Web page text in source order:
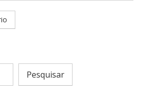
Pesquisar